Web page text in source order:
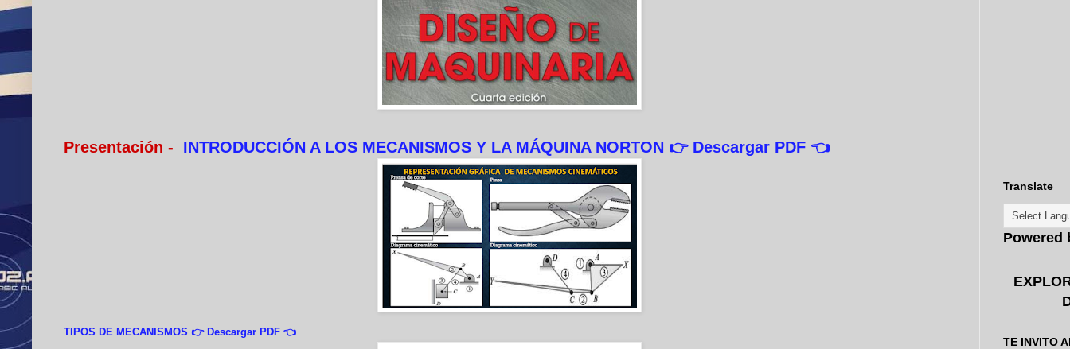
Presentación - INTRODUCCIÓN A LOS MECANISMOS Y LA MÁQUINA NORTON 👉 Descargar PDF 👈
TIPOS DE MECANISMOS 👉 Descargar PDF 👈
Translate
Powered
TE INVITO